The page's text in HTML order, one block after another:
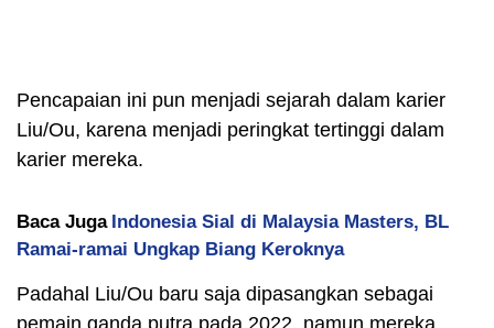
Pencapaian ini pun menjadi sejarah dalam karier
Liu/Ou, karena menjadi peringkat tertinggi dalam
karier mereka.
Baca Juga Indonesia Sial di Malaysia Masters, BL
Ramai-ramai Ungkap Biang Keroknya
Padahal Liu/Ou baru saja dipasangkan sebagai
pemain ganda putra pada 2022, namun mereka